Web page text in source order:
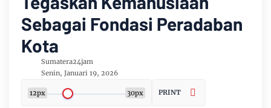
Sebagai Fondasi Peradaban
Kota
Sumatera24jam
Senin, Januari 19, 2026
12px 30px PRINT